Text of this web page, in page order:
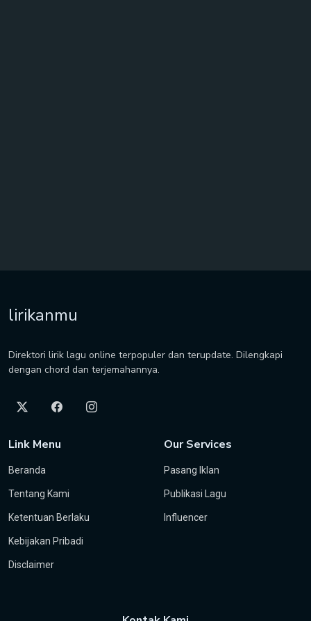
lirikanmu
Direktori lirik lagu online terpopuler dan terupdate. Dilengkapi
dengan chord dan terjemahannya.
Link Menu
Beranda
Tentang Kami
Ketentuan Berlaku
Kebijakan Pribadi
Disclaimer
Our Services
Pasang Iklan
Publikasi Lagu
Influencer